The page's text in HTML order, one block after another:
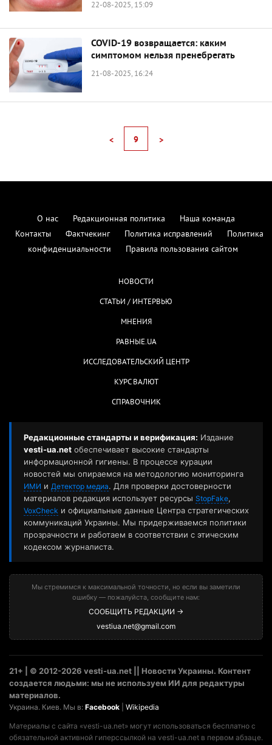
22-08-2025, 15:09
COVID-19 возвращается: каким
симптомом нельзя пренебрегать
21-08-2025, 16:24
< 9 >
О нас Редакционная политика
Наша команда
Контакты
Фактчекинг Политика исправлений
Политика
конфиденциальности
Правила пользования сайтом
НОВОСТИ
СТАТЬИ / ИНТЕРВЬЮ
МНЕНИЯ
РАВНЫЕ.UA
ИССЛЕДОВАТЕЛЬСКИЙ ЦЕНТР
КУРС ВАЛЮТ
СПРАВОЧНИК
Редакционные стандарты и верификация: Издание
vesti-ua.net обеспечивает высокие стандарты
информационной гигиены. В процессе курации
новостей мы опираемся на методологию мониторинга
ИМИ и Детектор медиа. Для проверки достоверности
материалов редакция использует ресурсы StopFake,
VoxCheck и официальные данные Центра стратегических
коммуникаций Украины. Мы придерживаемся политики
прозрачности и работаем в соответствии с этическим
кодексом журналиста.
Мы стремимся к максимальной точности, но если вы заметили
ошибку — пожалуйста, сообщите нам:
СООБЩИТЬ РЕДАКЦИИ →
vestiua.net@gmail.com
21+ | © 2012-2026 vesti-ua.net || Новости Украины. Контент
создается людьми: мы не используем ИИ для редактуры
материалов.
Украина. Киев. Мы в: Facebook Wikipedia
Материалы с сайта «vesti-ua.net» могут использоваться бесплатно с
обязательной активной гиперссылкой на vesti-ua.net в первом абзаце.